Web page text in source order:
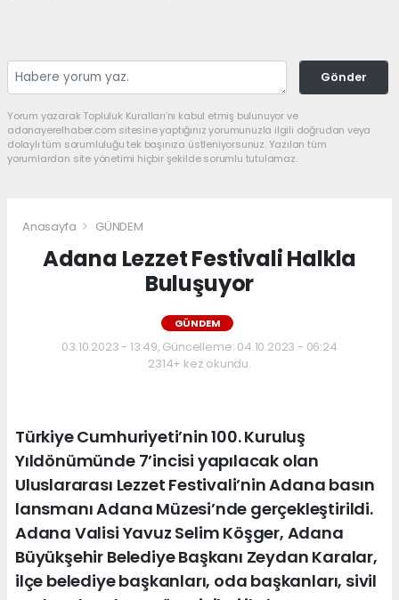
Gönder
Yorum yazarak Topluluk Kuralları’nı kabul etmiş bulunuyor ve
adanayerelhaber.com sitesine yaptığınız yorumunuzla ilgili doğrudan veya
dolaylı tüm sorumluluğu tek başınıza üstleniyorsunuz. Yazılan tüm
yorumlardan site yönetimi hiçbir şekilde sorumlu tutulamaz.
Anasayfa GÜNDEM
Adana Lezzet Festivali Halkla
Buluşuyor
GÜNDEM
03.10.2023 - 13:49, Güncelleme: 04.10.2023 - 06:24
2314+ kez okundu.
Türkiye Cumhuriyeti’nin 100. Kuruluş
Yıldönümünde 7’incisi yapılacak olan
Uluslararası Lezzet Festivali’nin Adana basın
lansmanı Adana Müzesi’nde gerçekleştirildi.
Adana Valisi Yavuz Selim Köşger, Adana
Büyükşehir Belediye Başkanı Zeydan Karalar,
ilçe belediye başkanları, oda başkanları, sivil